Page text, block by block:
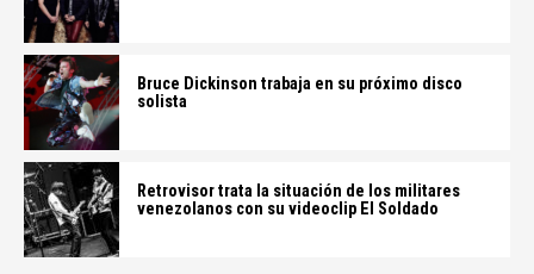
Bruce Dickinson trabaja en su próximo disco
solista
Retrovisor trata la situación de los militares
venezolanos con su videoclip El Soldado